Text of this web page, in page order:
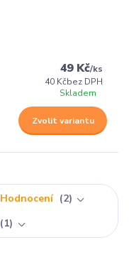
49 Kč/ks
40 Kčbez DPH
Skladem
Zvolit variantu
Hodnocení
2
1